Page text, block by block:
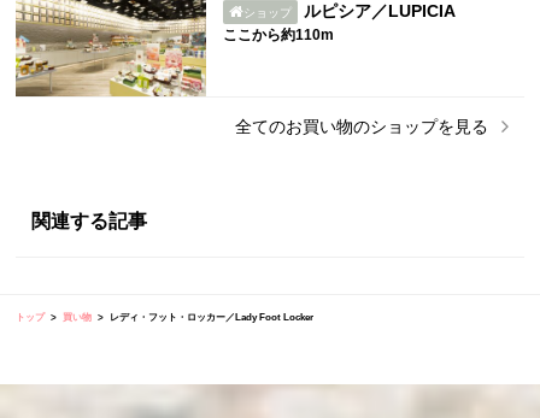
ショップ ルピシア／LUPICIA
ここから約110m
全てのお買い物のショップを見る
関連する記事
トップ 買い物 レディ・フット・ロッカー／Lady Foot Locker